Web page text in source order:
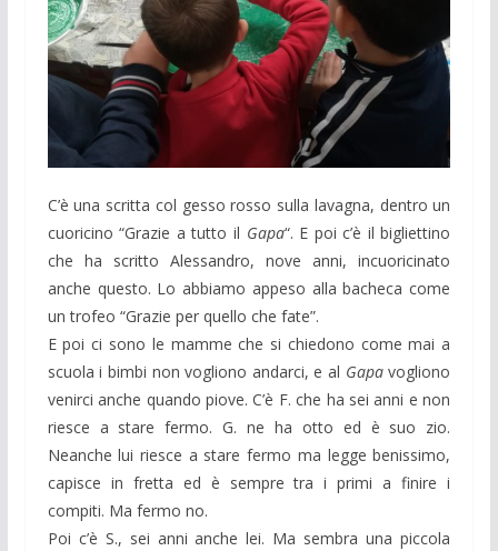
C’è una scritta col gesso rosso sulla lavagna, dentro un
cuoricino “Grazie a tutto il Gapa“. E poi c’è il bigliettino
che ha scritto Alessandro, nove anni, incuoricinato
anche questo. Lo abbiamo appeso alla bacheca come
un trofeo “Grazie per quello che fate”.
E poi ci sono le mamme che si chiedono come mai a
scuola i bimbi non vogliono andarci, e al Gapavogliono
venirci anche quando piove. C’è F. che ha sei anni e non
riesce a stare fermo. G. ne ha otto ed è suo zio.
Neanche lui riesce a stare fermo ma legge benissimo,
capisce in fretta ed è sempre tra i primi a finire i
compiti. Ma fermo no.
Poi c’è S., sei anni anche lei. Ma sembra una piccola